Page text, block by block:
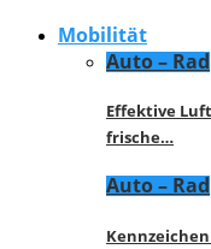
Mobilität
Auto – Rad
Effektive
frische…
Auto – Rad